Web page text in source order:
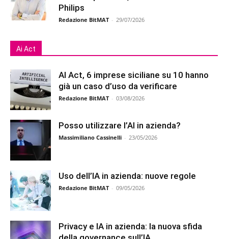
Philips
Redazione BitMAT - 29/07/2026
Ai Act
AI Act, 6 imprese siciliane su 10 hanno
già un caso d’uso da verificare
Redazione BitMAT - 03/08/2026
Posso utilizzare l’AI in azienda?
Massimiliano Cassinelli - 23/05/2026
Uso dell’IA in azienda: nuove regole
Redazione BitMAT - 09/05/2026
Privacy e IA in azienda: la nuova sfida